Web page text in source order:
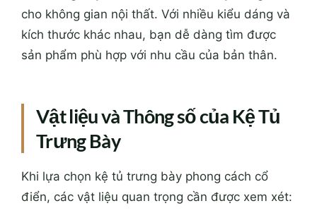
cho không gian nội thất. Với nhiều kiểu dáng và
kích thước khác nhau, bạn dễ dàng tìm được
sản phẩm phù hợp với nhu cầu của bản thân.
Vật liệu và Thông số của Kệ Tủ
Trưng Bày
Khi lựa chọn kệ tủ trưng bày phong cách cổ
điển, các vật liệu quan trọng cần được xem xét: